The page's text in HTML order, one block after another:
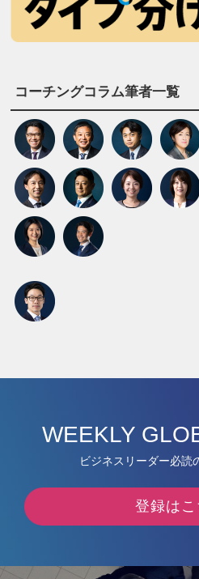
コーチングコラム筆者一覧
WEEKLY
ビジネスリーダー必読
登録はこ